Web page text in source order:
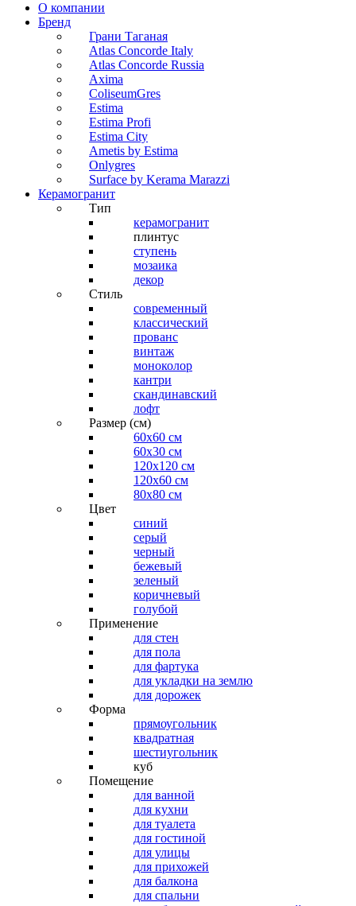
О компании
Бренд
Грани Таганая
Atlas Concorde Italy
Atlas Concorde Russia
Axima
ColiseumGres
Estima
Estima Profi
Estima City
Ametis by Estima
Onlygres
Surface by Kerama Marazzi
Керамогранит
Тип
керамогранит
плинтус
ступень
мозаика
декор
Стиль
современный
классический
прованс
винтаж
моноколор
кантри
скандинавский
лофт
Размер (см)
60х60 см
60x30 см
120x120 см
120x60 см
80x80 см
Цвет
синий
серый
черный
бежевый
зеленый
коричневый
голубой
Применение
для стен
для пола
для фартука
для укладки на землю
для дорожек
Форма
прямоугольник
квадратная
шестиугольник
куб
Помещение
для ванной
для кухни
для туалета
для гостиной
для улицы
для прихожей
для балкона
для спальни